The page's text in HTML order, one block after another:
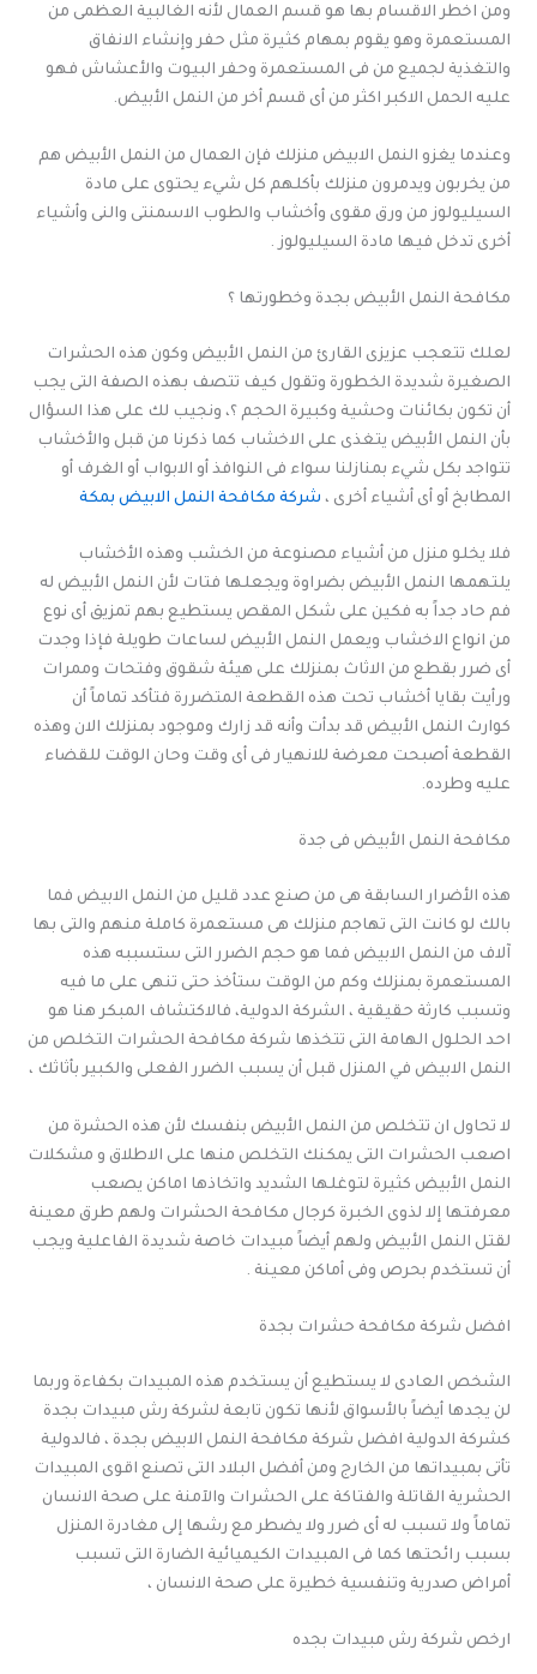
ومن اخطر الاقسام بها هو قسم العمال لأنه الغالبية العظمى من
المستعمرة وهو يقوم بمهام كثيرة مثل حفر وإنشاء الانفاق
والتغذية لجميع من فى المستعمرة وحفر البيوت والأعشاش فهو
عليه الحمل الاكبر اكثر من أى قسم أخر من النمل الأبيض.
وعندما يغزو النمل الابيض منزلك فإن العمال من النمل الأبيض هم
من يخربون ويدمرون منزلك بأكلهم كل شيء يحتوى على مادة
السيليولوز من ورق مقوى وأخشاب والطوب الاسمنتى والنى وأشياء
أخرى تدخل فيها مادة السيليولوز .
مكافحة النمل الأبيض بجدة وخطورتها ؟
لعلك تتعجب عزيزى القارئ من النمل الأبيض وكون هذه الحشرات
الصغيرة شديدة الخطورة وتقول كيف تتصف بهذه الصفة التى يجب
أن تكون بكائنات وحشية وكبيرة الحجم ؟، ونجيب لك على هذا السؤال
بأن النمل الأبيض يتغذى على الاخشاب كما ذكرنا من قبل والأخشاب
تتواجد بكل شيء بمنازلنا سواء فى النوافذ أو الابواب أو الغرف أو
المطابخ أو أى أشياء أخرى ، شركة مكافحة النمل الابيض بمكة
فلا يخلو منزل من أشياء مصنوعة من الخشب وهذه الأخشاب
يلتهمها النمل الأبيض بضراوة ويجعلها فتات لأن النمل الأبيض له
فم حاد جداً به فكين على شكل المقص يستطيع بهم تمزيق أى نوع
من انواع الاخشاب ويعمل النمل الأبيض لساعات طويلة فإذا وجدت
أى ضرر بقطع من الاثاث بمنزلك على هيئة شقوق وفتحات وممرات
ورأيت بقايا أخشاب تحت هذه القطعة المتضررة فتأكد تماماً أن
كوارث النمل الأبيض قد بدأت وأنه قد زارك وموجود بمنزلك الان وهذه
القطعة أصبحت معرضة للانهيار فى أى وقت وحان الوقت للقضاء
عليه وطرده.
مكافحة النمل الأبيض فى جدة
هذه الأضرار السابقة هى من صنع عدد قليل من النمل الابيض فما
بالك لو كانت التى تهاجم منزلك هى مستعمرة كاملة منهم والتى بها
آلاف من النمل الابيض فما هو حجم الضرر التى ستسببه هذه
المستعمرة بمنزلك وكم من الوقت ستأخذ حتى تنهى على ما فيه
وتسبب كارثة حقيقية ، الشركة الدولية، فالاكتشاف المبكر هنا هو
احد الحلول الهامة التى تتخذها شركة مكافحة الحشرات التخلص من
النمل الابيض في المنزل قبل أن يسبب الضرر الفعلى والكبير بأثاثك ،
لا تحاول ان تتخلص من النمل الأبيض بنفسك لأن هذه الحشرة من
اصعب الحشرات التى يمكنك التخلص منها على الاطلاق و مشكلات
النمل الأبيض كثيرة لتوغلها الشديد واتخاذها اماكن يصعب
معرفتها إلا لذوى الخبرة كرجال مكافحة الحشرات ولهم طرق معينة
لقتل النمل الأبيض ولهم أيضاً مبيدات خاصة شديدة الفاعلية ويجب
أن تستخدم بحرص وفى أماكن معينة .
افضل شركة مكافحة حشرات بجدة
الشخص العادى لا يستطيع أن يستخدم هذه المبيدات بكفاءة وربما
لن يجدها أيضاً بالأسواق لأنها تكون تابعة لشركة رش مبيدات بجدة
كشركة الدولية افضل شركة مكافحة النمل الابيض بجدة ، فالدولية
تأتى بمبيداتها من الخارج ومن أفضل البلاد التى تصنع اقوى المبيدات
الحشرية القاتلة والفتاكة على الحشرات والآمنة على صحة الانسان
تماماً ولا تسبب له أى ضرر ولا يضطر مع رشها إلى مغادرة المنزل
بسبب رائحتها كما فى المبيدات الكيميائية الضارة التى تسبب
أمراض صدرية وتنفسية خطيرة على صحة الانسان ،
ارخص شركة رش مبيدات بجده